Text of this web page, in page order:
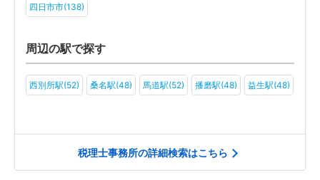
四日市市(138)
周辺の駅で探す
西別所駅(52) 桑名駅(48) 馬道駅(52) 播磨駅(48) 益生駅(48)
税理士事務所の詳細検索はこちら